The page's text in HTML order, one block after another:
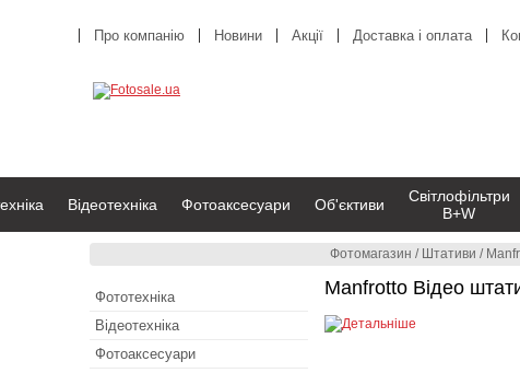
Фотомагазин / Штативи /
Manfrotto Відео
Про компанію Новини Акції Доставка і оплата
Відеотехніка Фотоаксесуари Об'єктиви
Світлофільтри
B+W
Фототехніка
Відеотехніка
Фотоаксесуари